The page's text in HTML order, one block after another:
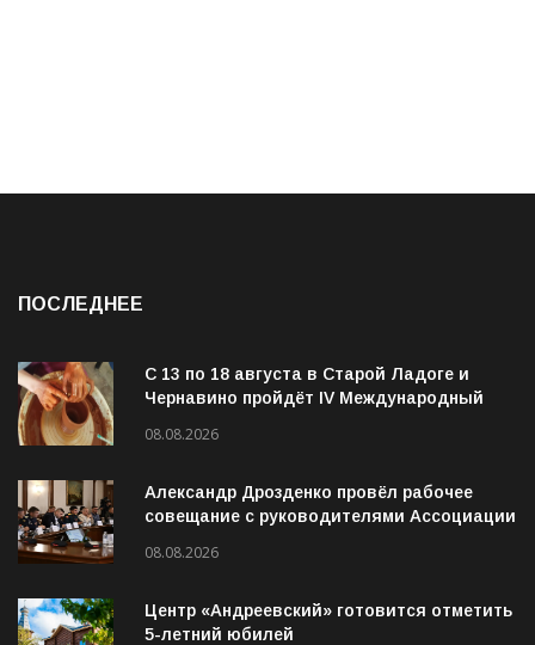
ПОСЛЕДНЕЕ
С 13 по 18 августа в Старой Ладоге и
Чернавино пройдёт IV Международный
08.08.2026
Александр Дрозденко провёл рабочее
совещание с руководителями Ассоциации
08.08.2026
Центр «Андреевский» готовится отметить
5-летний юбилей